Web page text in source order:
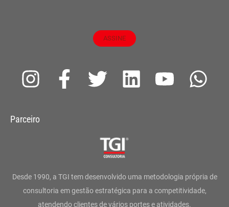
ASSINE
I
s
g
r
F
a
o
o
T
t
e
r
L
d
i
Y
b
e
W
a
p
Parceiro
Desde 1990, a TGI tem desenvolvido uma metodologia própria de
consultoria em gestão estratégica para a competitividade,
atendendo clientes de vários portes e atividades.